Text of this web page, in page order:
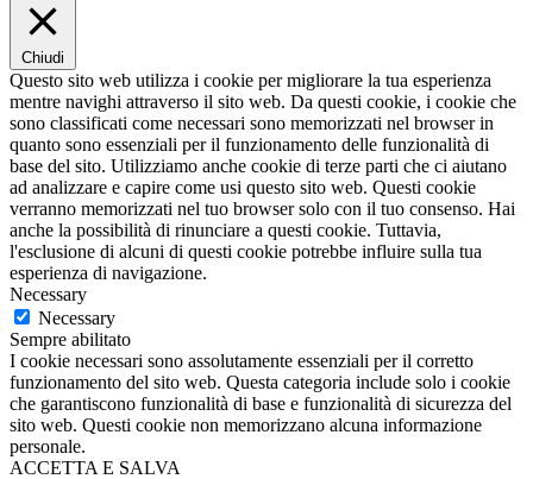
Chiudi
Questo sito web utilizza i cookie per migliorare la tua esperienza
mentre navighi attraverso il sito web. Da questi cookie, i cookie che
sono classificati come necessari sono memorizzati nel browser in
quanto sono essenziali per il funzionamento delle funzionalità di
base del sito. Utilizziamo anche cookie di terze parti che ci aiutano
ad analizzare e capire come usi questo sito web. Questi cookie
verranno memorizzati nel tuo browser solo con il tuo consenso. Hai
anche la possibilità di rinunciare a questi cookie. Tuttavia,
l'esclusione di alcuni di questi cookie potrebbe influire sulla tua
esperienza di navigazione.
Necessary
Necessary
Sempre abilitato
I cookie necessari sono assolutamente essenziali per il corretto
funzionamento del sito web. Questa categoria include solo i cookie
che garantiscono funzionalità di base e funzionalità di sicurezza del
sito web. Questi cookie non memorizzano alcuna informazione
personale.
ACCETTA E SALVA